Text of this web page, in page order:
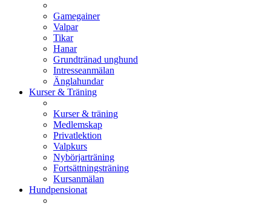
Gamegainer
Valpar
Tikar
Hanar
Grundtränad unghund
Intresseanmälan
Änglahundar
Kurser & Träning
Kurser & träning
Medlemskap
Privatlektion
Valpkurs
Nybörjarträning
Fortsättningsträning
Kursanmälan
Hundpensionat